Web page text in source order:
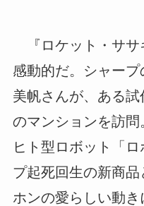
『ロケット・ササ
感動的だ。シャー
美帆さんが、ある
のマンションを訪
ヒト型ロボット「
プ起死回生の新商
ホンの愛らしい動